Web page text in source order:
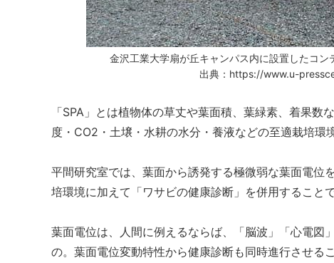
金沢工業大学扇が丘キャンパス内に設置したコ
出典：https://www.u-
「SPA」とは植物体の草丈や葉面積、葉緑素、着果
度・CO2・土壌・水耕の水分・養液などの至適栽培環
平間研究室では、葉面から誘発する極微弱な葉面電位
培環境に加えて「ワサビの健康診断」を併用すること
葉面電位は、人間に例えるならば、「脳波」「心電図
の。葉面電位変動特性から健康診断も同時進行させる